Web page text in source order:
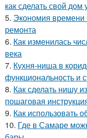
как сделать свой
5. Экономия времени
ремонта
6. Как изменилась
века
7. Кухня-ниша в
функциональность и
8. Как сделать нишу
пошаговая
9. Как использовать
10. Где в Самаре